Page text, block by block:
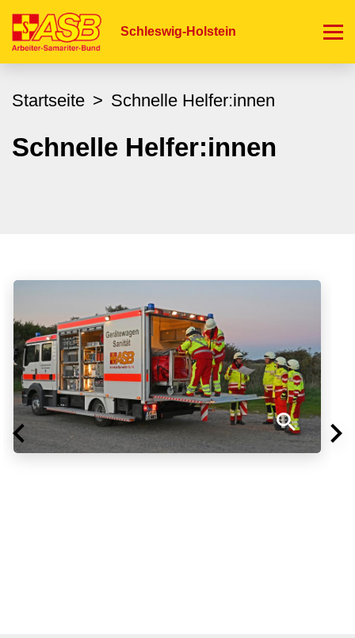
zum
Schleswig-Holstein
Startseite Schnelle Helfer:innen
Schnelle Helfer:innen